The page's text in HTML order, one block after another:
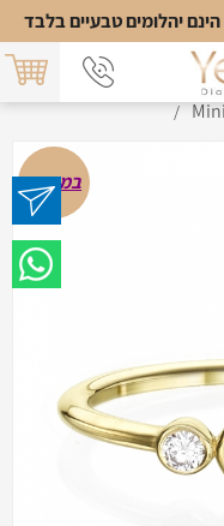
יהלומים טבעיים בלבד
/
במבצע